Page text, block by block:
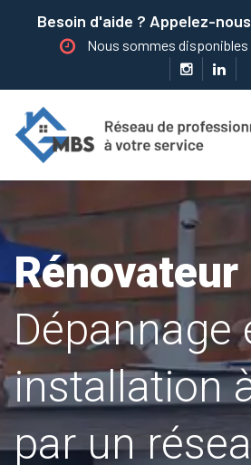
Besoin d'aide ? Appelez-
Nous sommes
Dépannage
installation
par un